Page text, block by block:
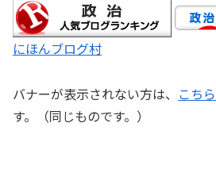
にほんブログ村
バナーが表示されない方は、 こちら
す。（同じものです。）